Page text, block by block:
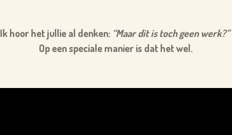
Ik hoor het jullie al denken: “Maar dit is toch geen werk?”
Op een speciale manier is dat het wel.